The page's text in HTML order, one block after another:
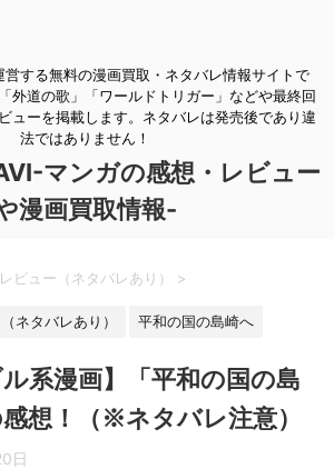
する無料の漫画買取・ネタバレ情報サイトで
外道の歌」「ワールドトリガー」などや最終回
ューを掲載します。ネタバレは発売後であり違
法ではありません！
マンガの感想・レビュー
漫画買取情報-
ビュー（ネタバレあり） >
ネタバレあり） 平和の国の島崎へ
ル系漫画】「平和の国の島
想！（※ネタバレ注意）
日